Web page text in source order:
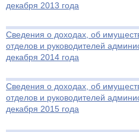
декабря 2013 года
Сведения о доходах, об
отделов и руководителей
декабря 2014 года
Сведения о доходах, об
отделов и руководителей
декабря 2015 года